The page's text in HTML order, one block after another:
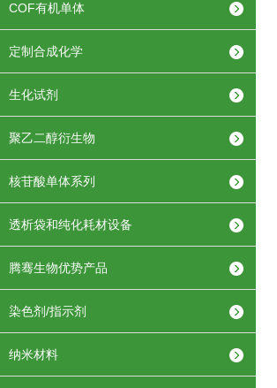
COF有机单体
定制合成化学
生化试剂
聚乙二醇衍生物
核苷酸单体系列
透析袋和纯化耗材设备
腾骞生物优势产品
染色剂/指示剂
纳米材料